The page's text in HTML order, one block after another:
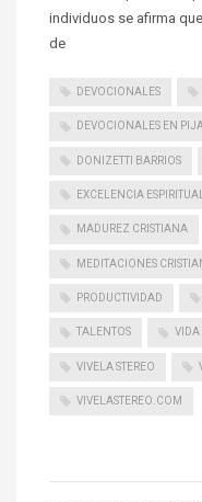
individuos se afirma
de
DEVOCIONALES
DEVOCIONALES EN
DONIZETTI BARRIOS
EXCELENCIA ESPIRITUAL
MADUREZ CRISTIANA
MEDITACIONES
PRODUCTIVIDAD
TALENTOS VIDA
VIVELA STEREO
VIVELASTEREO.COM